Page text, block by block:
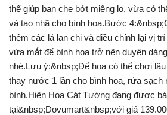
thể giúp bạn che bớt miệng lọ, vừa có
và tao nhã cho bình hoa.Bước
thêm các lá lan chi và điều chỉnh lại vị
vừa mắt để bình hoa trở nên duyên
nhé.Lưu ý:&nbsp;Để hoa có thể chơi
thay nước 1 lần cho bình hoa, rửa sạch
bình.Hiện Hoa Cát Tường đang được
tại&nbsp;Dovumart&nbsp;với giá